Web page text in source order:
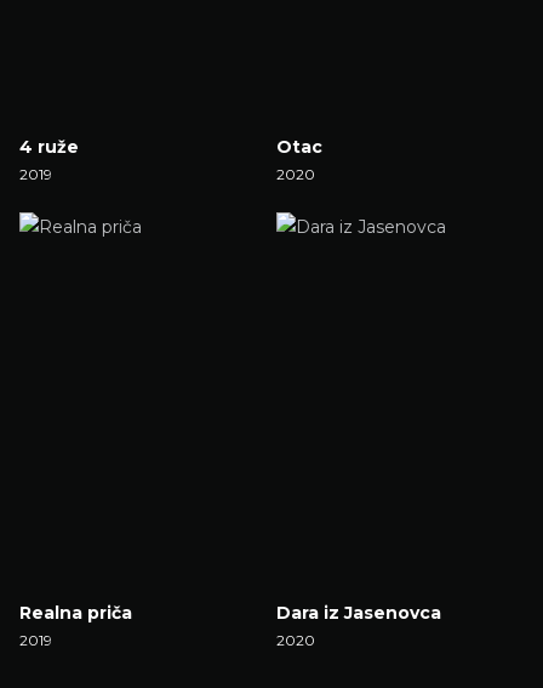
4 ruže
2019
Otac
2020
Realna priča
2019
Dara iz Jasenovca
2020